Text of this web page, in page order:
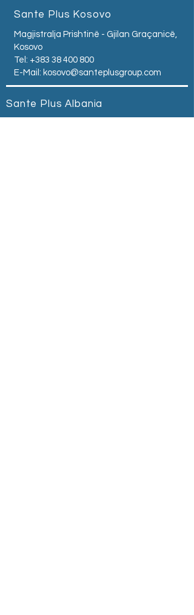
Sante Plus Kosovo
Magjistralja Prishtinë - Gjilan Graçanicë,
Kosovo
Tel: +383 38 400 800
E-Mail: kosovo@santeplusgroup.com
Sante Plus Albania